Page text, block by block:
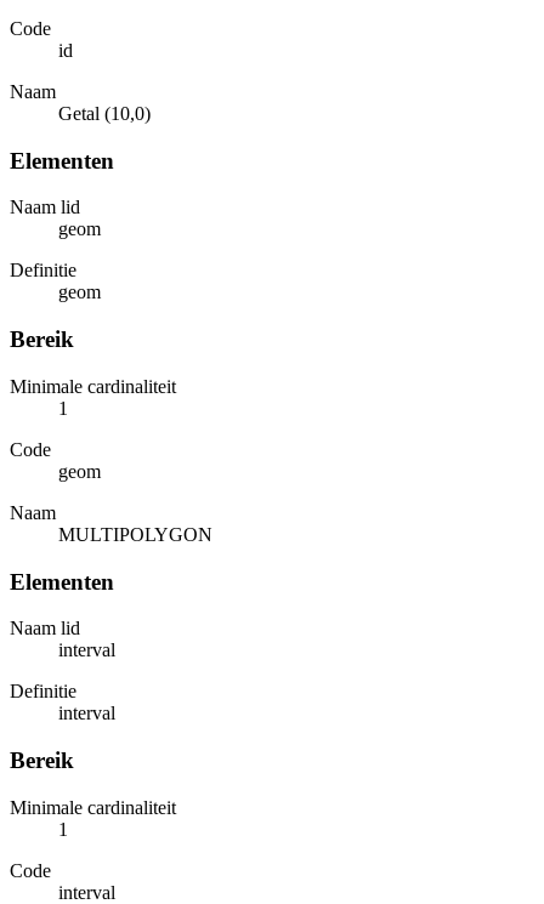
Code
id
Naam
Getal (10,0)
Elementen
Naam lid
geom
Definitie
geom
Bereik
Minimale cardinaliteit
1
Code
geom
Naam
MULTIPOLYGON
Elementen
Naam lid
interval
Definitie
interval
Bereik
Minimale cardinaliteit
1
Code
interval